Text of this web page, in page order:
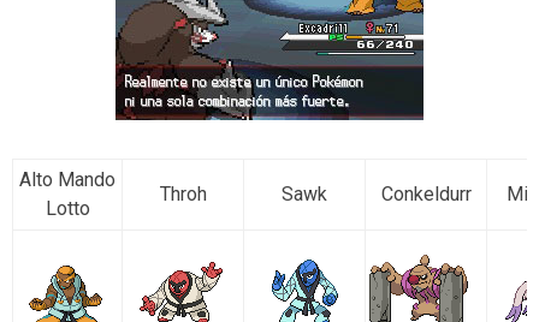
Alto Mando
Lotto
Throh Sawk Conkeldurr